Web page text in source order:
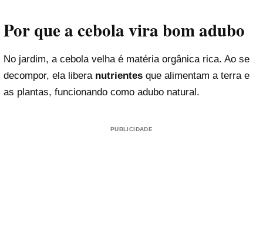
Por que a cebola vira bom adubo
No jardim, a cebola velha é matéria orgânica rica. Ao se
decompor, ela libera nutrientes que alimentam a terra e
as plantas, funcionando como adubo natural.
PUBLICIDADE